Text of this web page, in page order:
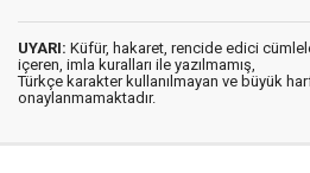
UYARI: Küfür, hakaret, rencide edici
içeren, imla kuralları ile yazılmamış,
Türkçe karakter kullanılmayan ve büyük
onaylanmamaktadır.